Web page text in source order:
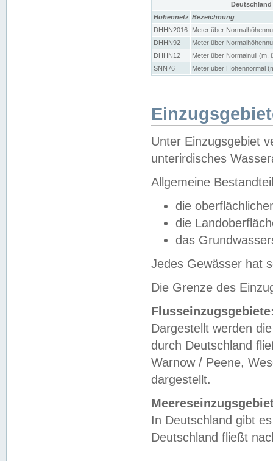
Höhennetz Bezeichnung
DHHN2016
Meter über
DHHN92
Meter über
DHHN12
Meter über Normalnull (m.
SNN76
Meter über Höhennormal
Unter Einzugsgebiet
unterirdisches
Allgemeine
die
die
das
Jedes Gewässer hat
Die Grenze des
Dargestellt werden
durch Deutschland
Warnow / Peene,
dargestellt.
In Deutschland gibt
Deutschland fließt